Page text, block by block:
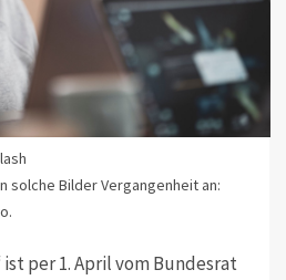
solche Bilder Vergangenheit an:
ist per 1. April vom Bundesrat